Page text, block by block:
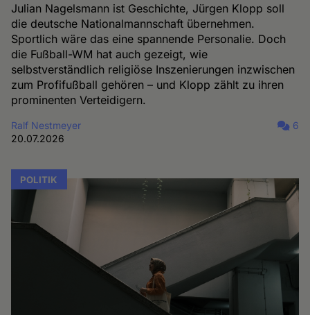
Julian Nagelsmann ist Geschichte, Jürgen Klopp soll
die deutsche Nationalmannschaft übernehmen.
Sportlich wäre das eine spannende Personalie. Doch
die Fußball-WM hat auch gezeigt, wie
selbstverständlich religiöse Inszenierungen inzwischen
zum Profifußball gehören – und Klopp zählt zu ihren
prominenten Verteidigern.
Ralf Nestmeyer
20.07.2026
6
POLITIK